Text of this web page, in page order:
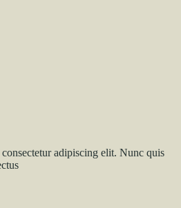
adipiscing elit. Nunc quis